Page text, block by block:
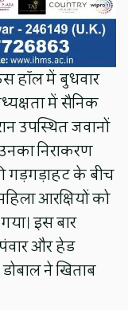
हॉल में बुधवार
में सैनिक
उपस्थित जवानों
निराकरण
गड़गड़ाहट के बीच
आरक्षियों को
इस बार
और हेड
ने खिताब